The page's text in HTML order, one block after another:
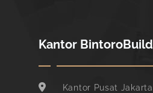
Kantor BintoroBuild
Kantor Pusat Jakarta